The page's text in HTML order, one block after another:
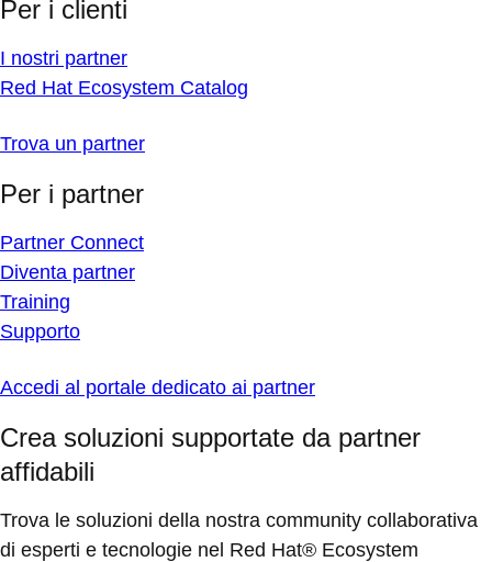
Per i clienti
I nostri partner
Red Hat Ecosystem Catalog
Trova un partner
Per i partner
Partner Connect
Diventa partner
Training
Supporto
Accedi al portale dedicato ai partner
Crea soluzioni supportate da partner
affidabili
Trova le soluzioni della nostra community collaborativa
di esperti e tecnologie nel Red Hat® Ecosystem